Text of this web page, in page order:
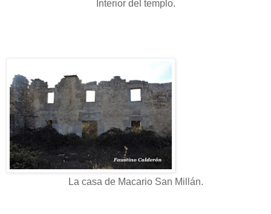
Interior del templo.
La casa de Macario San Millán.